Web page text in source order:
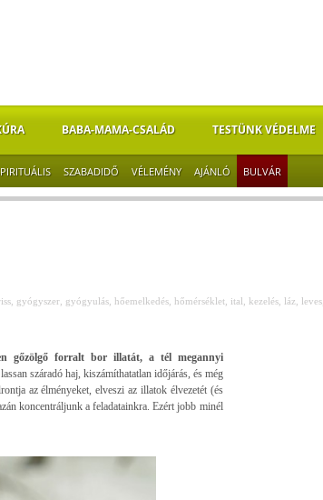
BABA-MAMA-CSALÁD TESTÜNK VÉDELME
SZABADIDŐ VÉLEMÉNY AJÁNLÓ BULVÁR
, gyógyszer, gyógyulás, hőemelkedés, hőmérséklet, ital kezelés, láz leves,
gőzölgő forralt bor illatát, a tél megannyi
száradó haj, kiszámíthatatlan időjárás, és még
az élményeket, elveszi az illatok élvezetét (és
koncentráljunk a feladatainkra. Ezért jobb minél